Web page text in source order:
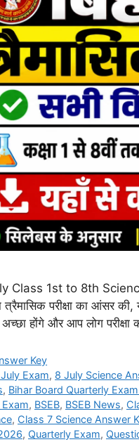
Class 1st to 8th
त्रैमासिक परीक्षा का आंसर
होंगे और आप लोग
Key
Exam, 8 July Science
, Bihar Board Quarterly
Exam, BSEB, BSEB News,
, Class 7 Science Answer
, Quarterly Exam,